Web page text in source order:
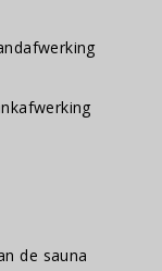
de sauna